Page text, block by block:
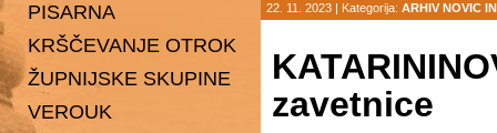
PISARNA
KRŠČEVANJE OTROK
ŽUPNIJSKE SKUPINE
Karitas
VEROUK
22. 11. 2023 | Kategorija: ARHIV NOVIC
zavetnice